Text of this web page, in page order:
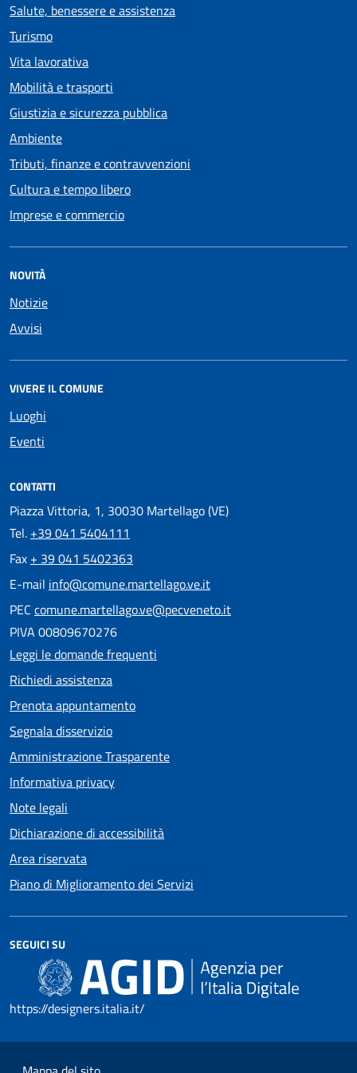
Salute, benessere e assistenza
Turismo
Vita lavorativa
Mobilità e trasporti
Giustizia e sicurezza pubblica
Ambiente
Tributi, finanze e contravvenzioni
Cultura e tempo libero
Imprese e commercio
NOVITÀ
Notizie
Avvisi
VIVERE IL COMUNE
Luoghi
Eventi
CONTATTI
Piazza Vittoria, 1, 30030 Martellago (VE)
Tel. +39 041 5404111
Fax + 39 041 5402363
E-mail info@comune.martellago.ve.it
PEC comune.martellago.ve@pecveneto.it
PIVA 00809670276
Leggi le domande frequenti
Richiedi assistenza
Prenota appuntamento
Segnala disservizio
Amministrazione Trasparente
Informativa privacy
Note legali
Dichiarazione di accessibilità
Area riservata
Piano di Miglioramento dei Servizi
SEGUICI SU
https://designers.italia.it/